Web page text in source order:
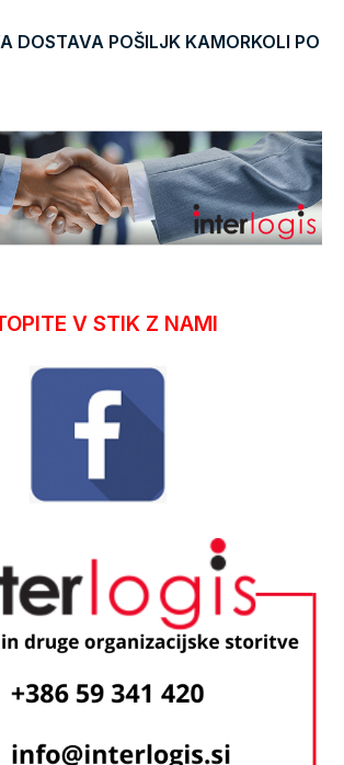
DOSTAVA POŠILJK KAMORKOLI PO
V STIK Z NAMI